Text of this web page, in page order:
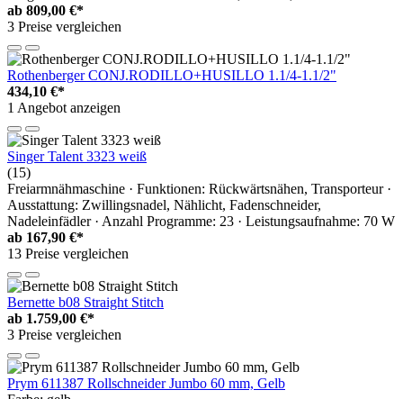
ab 809,00 €*
3 Preise vergleichen
Rothenberger CONJ.RODILLO+HUSILLO 1.1/4-1.1/2"
434,10 €*
1 Angebot anzeigen
Singer Talent 3323 weiß
(15)
Freiarmnähmaschine · Funktionen: Rückwärtsnähen, Transporteur ·
Ausstattung: Zwillingsnadel, Nählicht, Fadenschneider,
Nadeleinfädler · Anzahl Programme: 23 · Leistungsaufnahme: 70 W
ab 167,90 €*
13 Preise vergleichen
Bernette b08 Straight Stitch
ab 1.759,00 €*
3 Preise vergleichen
Prym 611387 Rollschneider Jumbo 60 mm, Gelb